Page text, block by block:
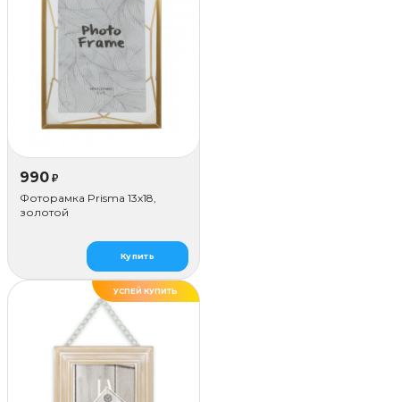
990 ₽
Фоторамка Prisma 13х18,
золотой
Купить
ХИТ
УСПЕЙ КУПИТЬ